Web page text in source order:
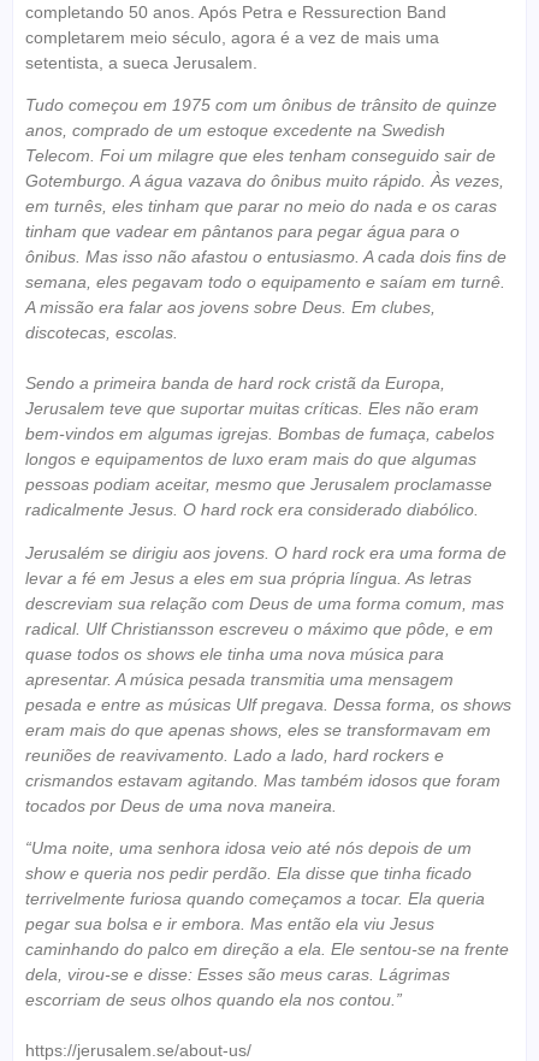
completando 50 anos. Após Petra e Ressurection Band
completarem meio século, agora é a vez de mais uma
setentista, a sueca Jerusalem.
Tudo começou em 1975 com um ônibus de trânsito de quinze
anos, comprado de um estoque excedente na Swedish
Telecom. Foi um milagre que eles tenham conseguido sair de
Gotemburgo. A água vazava do ônibus muito rápido. Às vezes,
em turnês, eles tinham que parar no meio do nada e os caras
tinham que vadear em pântanos para pegar água para o
ônibus. Mas isso não afastou o entusiasmo. A cada dois fins de
semana, eles pegavam todo o equipamento e saíam em turnê.
A missão era falar aos jovens sobre Deus. Em clubes,
discotecas, escolas.
Sendo a primeira banda de hard rock cristã da Europa,
Jerusalem teve que suportar muitas críticas. Eles não eram
bem-vindos em algumas igrejas. Bombas de fumaça, cabelos
longos e equipamentos de luxo eram mais do que algumas
pessoas podiam aceitar, mesmo que Jerusalem proclamasse
radicalmente Jesus. O hard rock era considerado diabólico.
Jerusalém se dirigiu aos jovens. O hard rock era uma forma de
levar a fé em Jesus a eles em sua própria língua. As letras
descreviam sua relação com Deus de uma forma comum, mas
radical. Ulf Christiansson escreveu o máximo que pôde, e em
quase todos os shows ele tinha uma nova música para
apresentar. A música pesada transmitia uma mensagem
pesada e entre as músicas Ulf pregava. Dessa forma, os shows
eram mais do que apenas shows, eles se transformavam em
reuniões de reavivamento. Lado a lado, hard rockers e
crismandos estavam agitando. Mas também idosos que foram
tocados por Deus de uma nova maneira.
“Uma noite, uma senhora idosa veio até nós depois de um
show e queria nos pedir perdão. Ela disse que tinha ficado
terrivelmente furiosa quando começamos a tocar. Ela queria
pegar sua bolsa e ir embora. Mas então ela viu Jesus
caminhando do palco em direção a ela. Ele sentou-se na frente
dela, virou-se e disse: Esses são meus caras. Lágrimas
escorriam de seus olhos quando ela nos contou.”
https://jerusalem.se/about-us/